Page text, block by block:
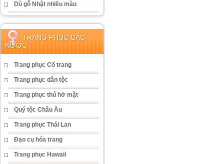
Dù gỗ Nhật nhiều màu
TRANG PHỤC CÁC
NƯỚC
Trang phục Cổ trang
Trang phục dân tộc
Trang phục thú hở mặt
Quý tộc Châu Âu
Trang phục Thái Lan
Đạo cụ hóa trang
Trang phục Hawaii